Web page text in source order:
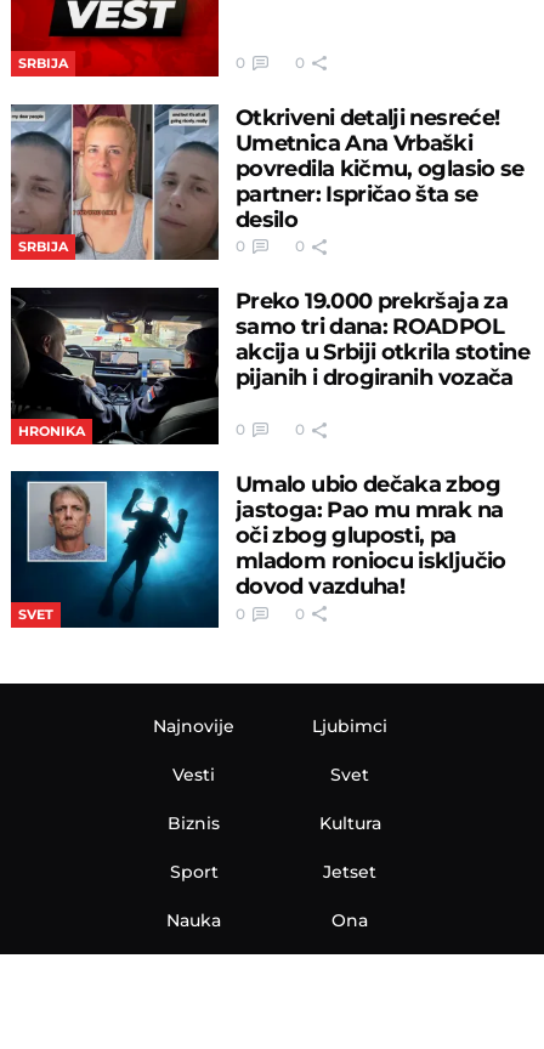
SRBIJA 0 0
SRBIJA
Otkriveni detalji nesreće!
Umetnica Ana Vrbaški
povredila kičmu, oglasio se
partner: Ispričao šta se
desilo
0 0
HRONIKA
Preko 19.000 prekršaja za
samo tri dana: ROADPOL
akcija u Srbiji otkrila stotine
pijanih i drogiranih vozača
0 0
SVET
Umalo ubio dečaka zbog
jastoga: Pao mu mrak na
oči zbog gluposti, pa
mladom roniocu isključio
dovod vazduha!
0 0
Najnovije
Vesti
Biznis
Sport
Nauka
Ljubimci
Svet
Kultura
Jetset
Ona